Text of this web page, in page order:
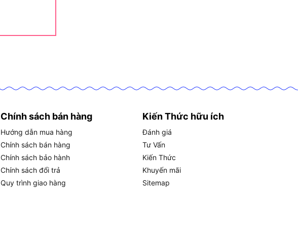
Chính sách bán hàng
Hướng dẫn mua hàng
Chính sách bán hàng
Chính sách bảo hành
Chính sách đổi trả
Quy trình giao hàng
Kiến Thức hữu ích
Đánh giá
Tư Vấn
Kiến Thức
Khuyến mãi
Sitemap